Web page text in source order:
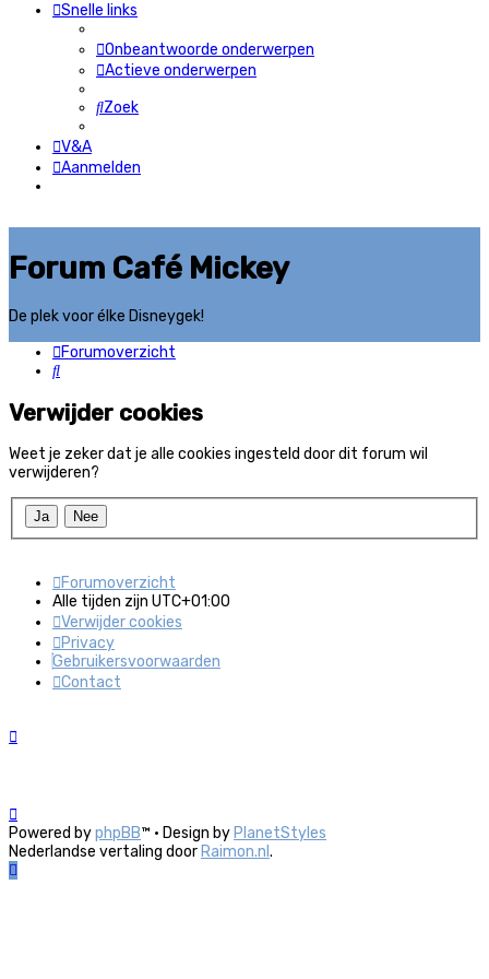
Snelle links
Onbeantwoorde onderwerpen
Actieve onderwerpen
Zoek
V&A
Aanmelden
Forum Café Mickey
De plek voor élke Disneygek!
Forumoverzicht
Zoek
Verwijder cookies
Weet je zeker dat je alle cookies ingesteld door dit forum wil
verwijderen?
Forumoverzicht
Alle tijden zijn UTC+01:00
Verwijder cookies
Privacy
Gebruikersvoorwaarden
Contact
Powered byphpBB™ • Design by PlanetStyles
Nederlandse vertaling door Raimon.nl .